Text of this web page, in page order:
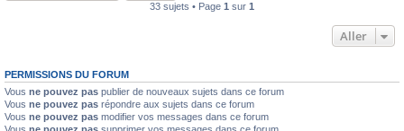
33 sujets • Page 1 sur 1
Aller
PERMISSIONS DU FORUM
Vous ne pouvez pas publier de nouveaux sujets dans ce forum
Vous ne pouvez pas répondre aux sujets dans ce forum
Vous ne pouvez pas modifier vos messages dans ce forum